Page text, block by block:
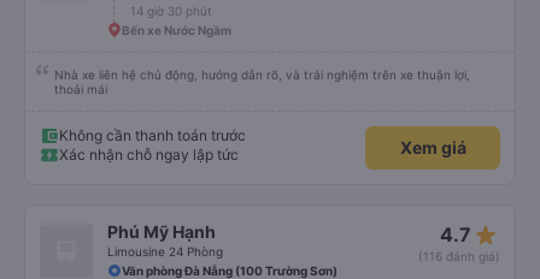
14 giờ 30 phút
Bến xe Nước Ngầm
Nhà xe liên hệ chủ động, hướng dẫn rõ, và trải nghiệm trên xe thuận lợi,
thoải mái
Không cần thanh toán trước
Xác nhận chỗ ngay lập tức
Xem giá
Phú Mỹ Hạnh
Limousine 24 Phòng
4.7 star_rate
(116 đánh giá)
Văn phòng Đà Nẵng (100 Trường Sơn)